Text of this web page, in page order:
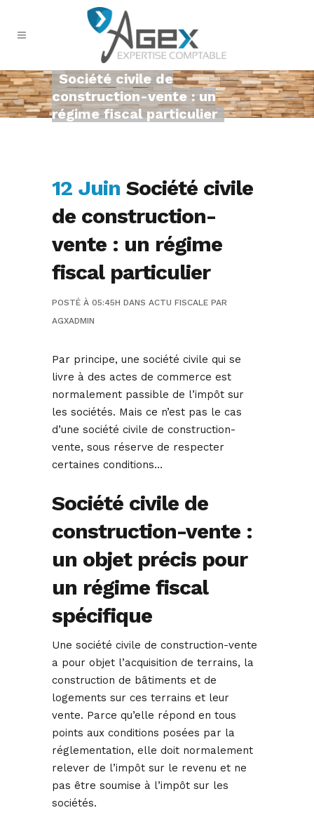
Société civile de
construction-vente : un
régime fiscal particulier
12 Juin Société civile
de construction-
vente : un régime
fiscal particulier
POSTÉ À 05:45H DANS ACTU FISCALE PAR
AGXADMIN
Par principe, une société civile qui se
livre à des actes de commerce est
normalement passible de l’impôt sur
les sociétés. Mais ce n’est pas le cas
d’une société civile de construction-
vente, sous réserve de respecter
certaines conditions…
Société civile de
construction-vente :
un objet précis pour
un régime fiscal
spécifique
Une société civile de construction-vente
a pour objet l’acquisition de terrains, la
construction de bâtiments et de
logements sur ces terrains et leur
vente. Parce qu’elle répond en tous
points aux conditions posées par la
réglementation, elle doit normalement
relever de l’impôt sur le revenu et ne
pas être soumise à l’impôt sur les
sociétés.